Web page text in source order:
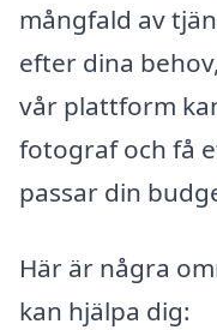
mångfald av
efter dina
vår plattform
fotograf och få
passar din
Här är några
kan hjälpa dig: